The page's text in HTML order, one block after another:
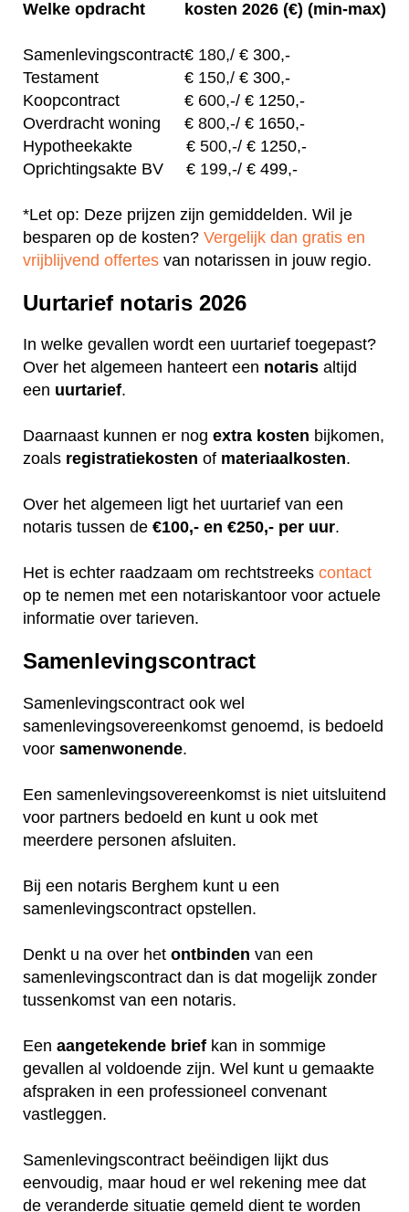
Welke opdracht kosten 2026 (€) (min-max)
Samenlevingscontract€ 180,/ € 300,-
Testament
€ 150,/ € 300,-
Koopcontract
€ 600,-/ € 1250,-
Overdracht woning
€ 800,-/ € 1650,-
Hypotheekakte
€ 500,-/ € 1250,-
Oprichtingsakte BV € 199,-/ € 499,-
*Let op: Deze prijzen zijn gemiddelden. Wil je
besparen op de kosten? Vergelijk dan gratis en
vrijblijvend offertes van notarissen in jouw regio.
Uurtarief notaris 2026
In welke gevallen wordt een uurtarief toegepast?
Over het algemeen hanteert een notaris altijd
een uurtarief.
Daarnaast kunnen er nog extra kosten bijkomen,
zoals registratiekosten of materiaalkosten.
Over het algemeen ligt het uurtarief van een
notaris tussen de €100,- en €250,- per uur.
Het is echter raadzaam om rechtstreeks contact
op te nemen met een notariskantoor voor actuele
informatie over tarieven.
Samenlevingscontract
Samenlevingscontract ook wel
samenlevingsovereenkomst genoemd, is bedoeld
voor samenwonende.
Een samenlevingsovereenkomst is niet uitsluitend
voor partners bedoeld en kunt u ook met
meerdere personen afsluiten.
Bij een notaris Berghem kunt u een
samenlevingscontract opstellen.
Denkt u na over het ontbinden van een
samenlevingscontract dan is dat mogelijk zonder
tussenkomst van een notaris.
Een aangetekende brief kan in sommige
gevallen al voldoende zijn. Wel kunt u gemaakte
afspraken in een professioneel convenant
vastleggen.
Samenlevingscontract beëindigen lijkt dus
eenvoudig, maar houd er wel rekening mee dat
de veranderde situatie gemeld dient te worden